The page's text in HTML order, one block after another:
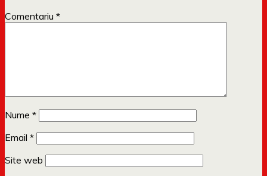
Comentariu *
Nume *
Email *
Site web